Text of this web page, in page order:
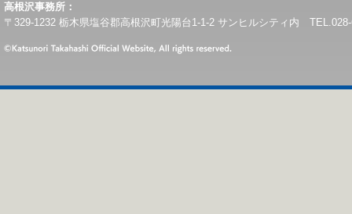
高根沢事務所：
〒329-1232 栃木県塩谷郡高根沢町光陽台1-1-2 サンヒルシティ内